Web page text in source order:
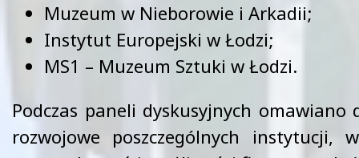
Muzeum w Nieborowie i Arkadii;
Instytut Europejski w Łodzi;
MS1 – Muzeum Sztuki w Łodzi.
Podczas paneli dyskusyjnych omawiano
rozwojowe poszczególnych instytucji,